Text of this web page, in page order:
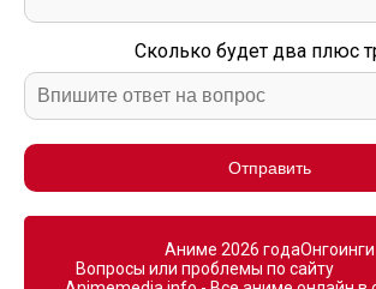
Сколько будет два плюс
Отправить
Аниме 2026 годаОнгоинги
Вопросы или проблемы по сайту